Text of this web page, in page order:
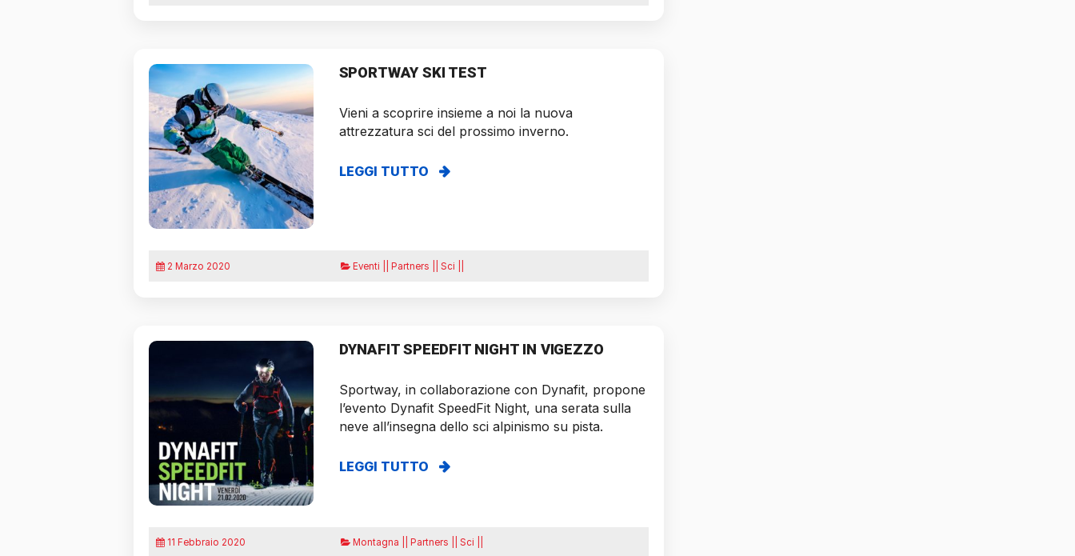
SPORTWAY SKI TEST
Vieni a scoprire insieme a noi la nuova
attrezzatura sci del prossimo inverno.
LEGGI TUTTO
2 Marzo 2020 Eventi || Partners || Sci ||
DYNAFIT SPEEDFIT NIGHT IN VIGEZZO
Sportway, in collaborazione con Dynafit, propone
l’evento Dynafit SpeedFit Night, una serata sulla
neve all’insegna dello sci alpinismo su pista.
LEGGI TUTTO
11 Febbraio 2020 Montagna || Partners || Sci ||